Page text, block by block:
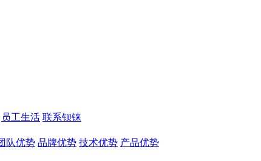
员工生活 联系钡铼
队优势 品牌优势 技术优势 产品优势